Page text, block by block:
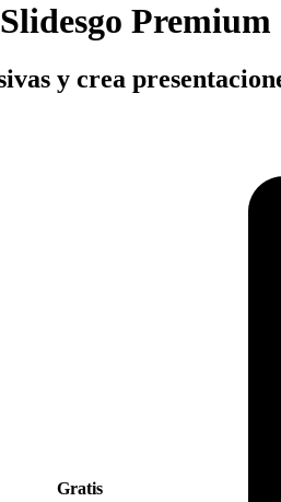
Premium
y crea
Gratis